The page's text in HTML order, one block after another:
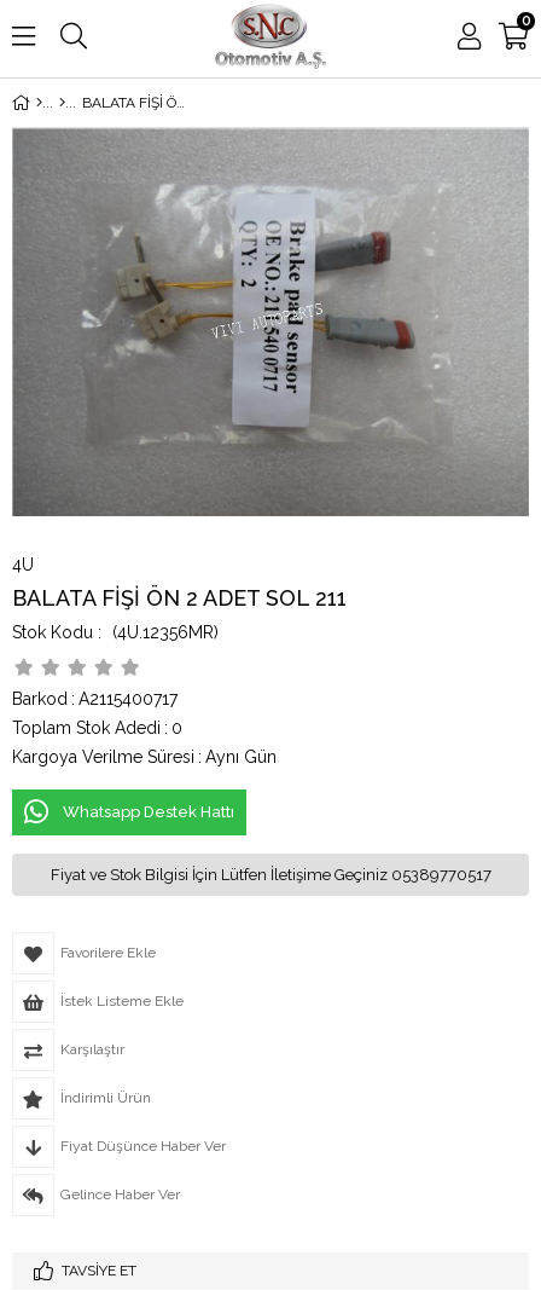
0
BALATA FİŞİ ÖN 2 ADET SOL 211
4U
BALATA FİŞİ ÖN 2 ADET SOL 211
(4U.12356MR)
Barkod : A2115400717
Toplam Stok Adedi : 0
Kargoya Verilme Süresi : Aynı Gün
Whatsapp Destek Hattı
Fiyat ve Stok Bilgisi İçin Lütfen İletişime Geçiniz 05389770517
Favorilere Ekle
İstek Listeme Ekle
Karşılaştır
İndirimli Ürün
Fiyat Düşünce Haber Ver
Gelince Haber Ver
TAVSIYE ET